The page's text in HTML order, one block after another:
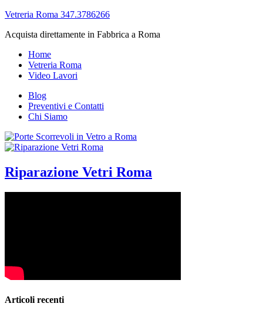
Vetreria Roma 347.3786266
Acquista direttamente in Fabbrica a Roma
Home
Vetreria Roma
Video Lavori
Blog
Preventivi e Contatti
Chi Siamo
Riparazione Vetri Roma
Articoli recenti